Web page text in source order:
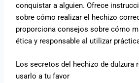
conquistar a alguien. Ofrece
sobre cómo realizar el hechizo
proporciona consejos sobre cómo
ética y responsable al utilizar
Los secretos del hechizo de dulzura
usarlo a tu favor